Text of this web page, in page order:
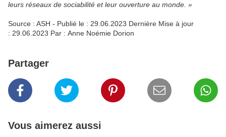
leurs réseaux de sociabilité et leur ouverture au monde. »
Source : ASH - Publié le : 29.06.2023 Dernière Mise à jour
: 29.06.2023 Par : Anne Noémie Dorion
Partager
Vous aimerez aussi